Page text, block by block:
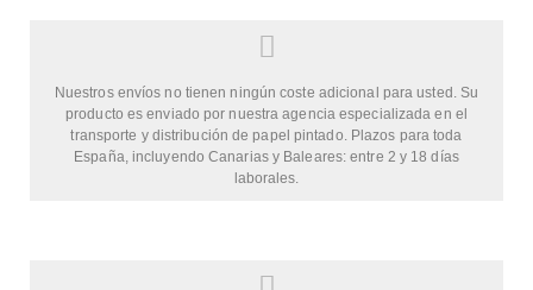
Nuestros envíos no tienen ningún coste adicional para usted. Su
producto es enviado por nuestra agencia especializada en el
transporte y distribución de papel pintado. Plazos para toda
España, incluyendo Canarias y Baleares: entre 2 y 18 días
laborales.